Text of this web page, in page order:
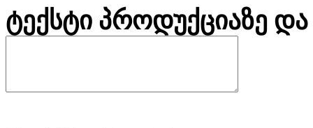
ტექსტი პროდუქციაზე და